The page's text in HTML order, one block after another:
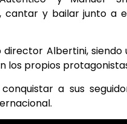
cantar y bailar junto a
director Albertini, siendo
los propios
a sus